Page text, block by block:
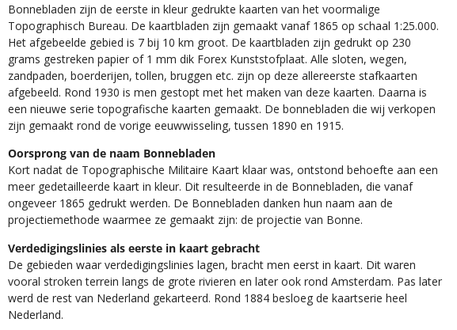
Bonnebladen zijn de eerste in kleur gedrukte kaarten van het voormalige
Topographisch Bureau. De kaartbladen zijn gemaakt vanaf 1865 op schaal 1:25.000.
Het afgebeelde gebied is 7 bij 10 km groot. De kaartbladen zijn gedrukt op 230
grams gestreken papier of 1 mm dik Forex Kunststofplaat. Alle sloten, wegen,
zandpaden, boerderijen, tollen, bruggen etc. zijn op deze allereerste stafkaarten
afgebeeld. Rond 1930 is men gestopt met het maken van deze kaarten. Daarna is
een nieuwe serie topografische kaarten gemaakt. De bonnebladen die wij verkopen
zijn gemaakt rond de vorige eeuwwisseling, tussen 1890 en 1915.
Oorsprong van de naam Bonnebladen
Kort nadat de Topographische Militaire Kaart klaar was, ontstond behoefte aan een
meer gedetailleerde kaart in kleur. Dit resulteerde in de Bonnebladen, die vanaf
ongeveer 1865 gedrukt werden. De Bonnebladen danken hun naam aan de
projectiemethode waarmee ze gemaakt zijn: de projectie van Bonne.
Verdedigingslinies als eerste in kaart gebracht
De gebieden waar verdedigingslinies lagen, bracht men eerst in kaart. Dit waren
vooral stroken terrein langs de grote rivieren en later ook rond Amsterdam. Pas later
werd de rest van Nederland gekarteerd. Rond 1884 besloeg de kaartserie heel
Nederland.